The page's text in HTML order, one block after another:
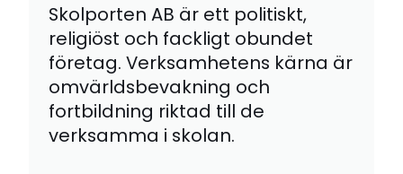
Skolporten AB är ett politiskt,
religiöst och fackligt obundet
företag. Verksamhetens kärna är
omvärldsbevakning och
fortbildning riktad till de
verksamma i skolan.